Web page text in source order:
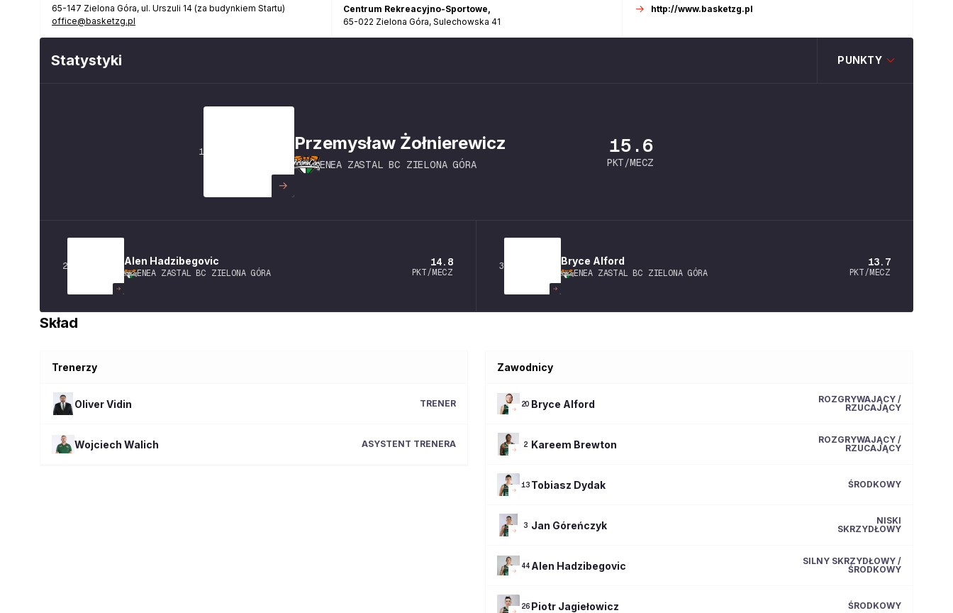
65-147 Zielona Góra, ul. Urszuli 14 (za budynkiem Startu)
office@basketzg.pl
Centrum Rekreacyjno-Sportowe,
65-022 Zielona Góra, Sulechowska 41
http://www.basketzg.pl
Statystyki PUNKTY
1 Przemysław Żołnierewicz
ENEA ZASTAL BC ZIELONA GÓRA
15.6
PKT/MECZ
2 Alen Hadzibegovic
ENEA ZASTAL BC ZIELONA GÓRA
14.8
PKT/MECZ
3 Bryce Alford
ENEA ZASTAL BC ZIELONA GÓRA
13.7
PKT/MECZ
Skład
Trenerzy
OliverVidin TRENER
Wojciech Walich ASYSTENT TRENERA
Zawodnicy
20 Bryce Alford
ROZGRYWAJĄCY /
RZUCAJĄCY
2 Kareem Brewton
ROZGRYWAJĄCY /
RZUCAJĄCY
13 Tobiasz Dydak ŚRODKOWY
3 Jan Góreńczyk
NISKI
SKRZYDŁOWY
44 Alen Hadzibegovic
SILNY SKRZYDŁOWY /
ŚRODKOWY
26 Piotr Jagiełowicz ŚRODKOWY